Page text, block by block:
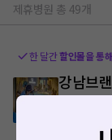
제휴병원 총 49개
한 달간할인몰을 통해
강남브